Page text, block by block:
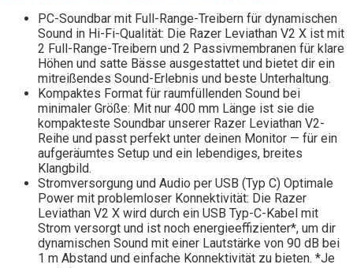
PC-Soundbar mit Full-Range-Treibern für dynamischen
Sound in Hi-Fi-Qualität: Die Razer Leviathan V2 X ist mit
2 Full-Range-Treibern und 2 Passivmembranen für klare
Höhen und satte Bässe ausgestattet und bietet dir ein
mitreißendes Sound-Erlebnis und beste Unterhaltung.
Kompaktes Format für raumfüllenden Sound bei
minimaler Größe: Mit nur 400 mm Länge ist sie die
kompakteste Soundbar unserer Razer Leviathan V2-
Reihe und passt perfekt unter deinen Monitor — für ein
aufgeräumtes Setup und ein lebendiges, breites
Klangbild.
Stromversorgung und Audio per USB (Typ C) Optimale
Power mit problemloser Konnektivität: Die Razer
Leviathan V2 X wird durch ein USB Typ-C-Kabel mit
Strom versorgt und ist noch energieeffizienter*, um dir
dynamischen Sound mit einer Lautstärke von 90 dB bei
1 m Abstand und einfache Konnektivität zu bieten. *Je